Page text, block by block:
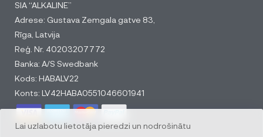
Lai uzlabotu lietotāja pieredzi un nodrošinātu
SIA “ALKALINE”
Adrese: Gustava Zemgala gatve 83,
Rīga, Latvija
Reģ. Nr. 40203207772
Banka: A/S Swedbank
Kods: HABALV22
Konts: LV42HABA0551046601941